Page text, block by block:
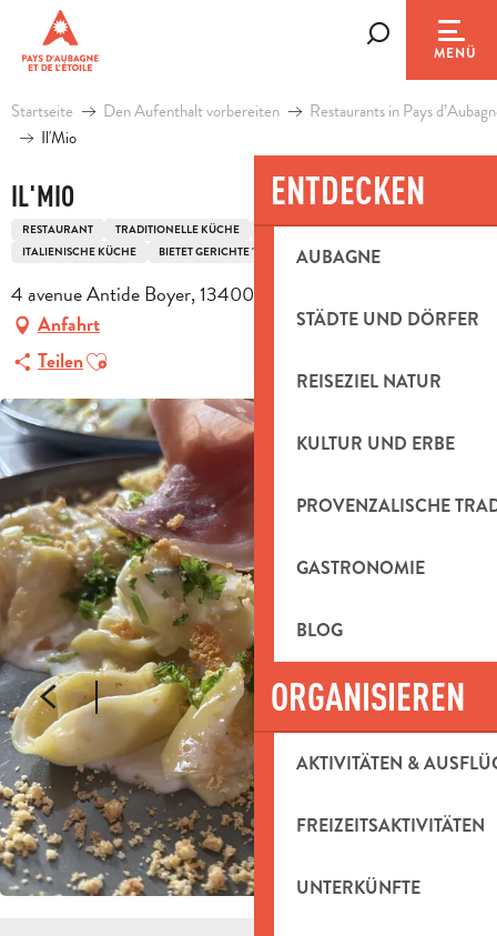
contenu
principal
MENÜ
ENTDECKEN
AUBAGNE
STÄDTE UND DÖRFER
REISEZIEL NATUR
KULTUR UND ERBE
PROVENZALISCHE
GASTRONOMIE
BLOG
ORGANISIEREN
AKTIVITÄTEN &
FREIZEITSAKTIVITÄTEN
UNTERKÜNFTE
Startseite Den Aufenthalt vorbereiten
Restaurants in Pays
Il'Mio
IL'MIO
RESTAURANT TRADITIONELLE KÜCHE
MITTELMEERKÜCHE
ITALIENISCHE KÜCHE
BIETET GERICHTE "HAUSGEMACHT"
4 avenue Antide Boyer, 13400 Aubagne
Anfahrt
TeilenAjouter aux favoris